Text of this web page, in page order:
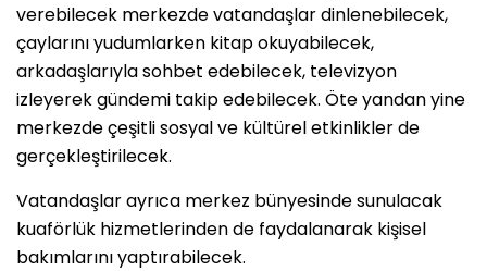
verebilecek merkezde vatandaşlar dinlenebilecek,
çaylarını yudumlarken kitap okuyabilecek,
arkadaşlarıyla sohbet edebilecek, televizyon
izleyerek gündemi takip edebilecek. Öte yandan yine
merkezde çeşitli sosyal ve kültürel etkinlikler de
gerçekleştirilecek.
Vatandaşlar ayrıca merkez bünyesinde sunulacak
kuaförlük hizmetlerinden de faydalanarak kişisel
bakımlarını yaptırabilecek.